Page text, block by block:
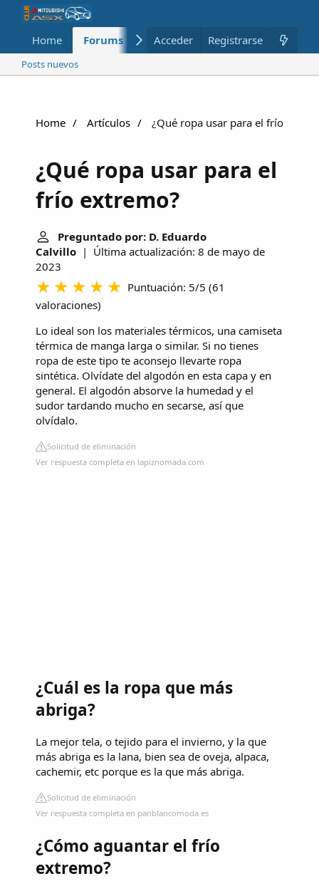
Home Forums Nuevo Miembros
Acceder Registrarse
Posts nuevos
Home Artículos ¿Qué ropa usar para el frío
¿Qué ropa usar para el
frío extremo?
Preguntado por: D. Eduardo
Calvillo | Última actualización: 8 de mayo de
2023
Puntuación: 5/5 (61
valoraciones)
Lo ideal son los materiales térmicos, una camiseta
térmica de manga larga o similar. Si no tienes
ropa de este tipo te aconsejo llevarte ropa
sintética. Olvídate del algodón en esta capa y en
general. El algodón absorve la humedad y el
sudor tardando mucho en secarse, así que
olvídalo.
Solicitud de eliminación
Ver respuesta completa en lapiznomada.com
¿Cuál es la ropa que más
abriga?
La mejor tela, o tejido para el invierno, y la que
más abriga es la lana, bien sea de oveja, alpaca,
cachemir, etc porque es la que más abriga.
Solicitud de eliminación
Ver respuesta completa en panblancomoda.es
¿Cómo aguantar el frío
extremo?